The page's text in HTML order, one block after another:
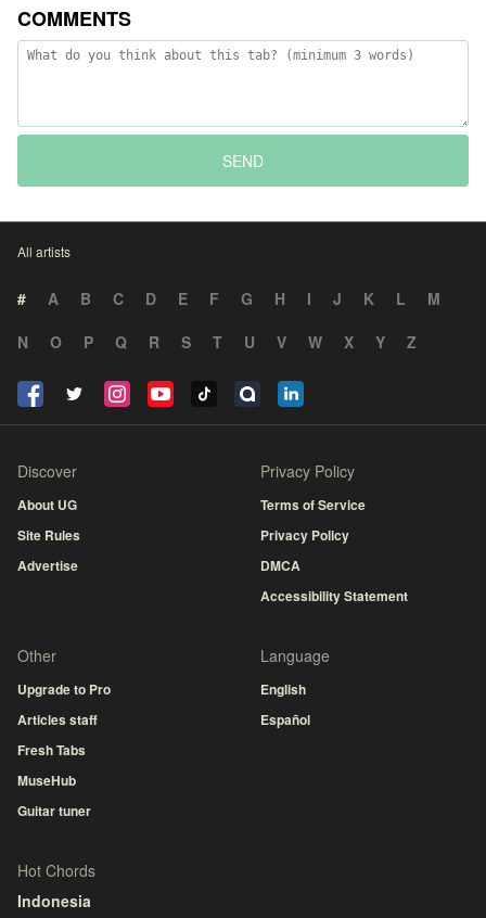
COMMENTS
SEND
All artists
# A B C D E F G H I J K L
M
N
O P Q R S T U V W X Y Z
Discover
About UG
Site Rules
Advertise
Privacy Policy
Terms of Service
Privacy Policy
DMCA
Accessibility Statement
Other
Upgrade to Pro
Articles staff
Fresh Tabs
MuseHub
Guitar tuner
Language
English
Español
Hot Chords
Indonesia